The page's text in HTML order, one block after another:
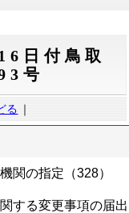
日付鳥取
号
る ｜
関の指定（328）
する変更事項の届出